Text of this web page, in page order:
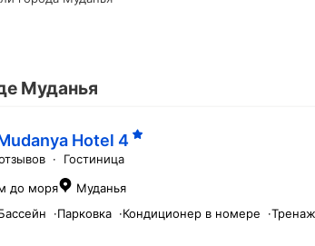
Муданья
Hotel 4
· Гостиница
до моря
Муданья
·Парковка ·Кондиционер в номере ·